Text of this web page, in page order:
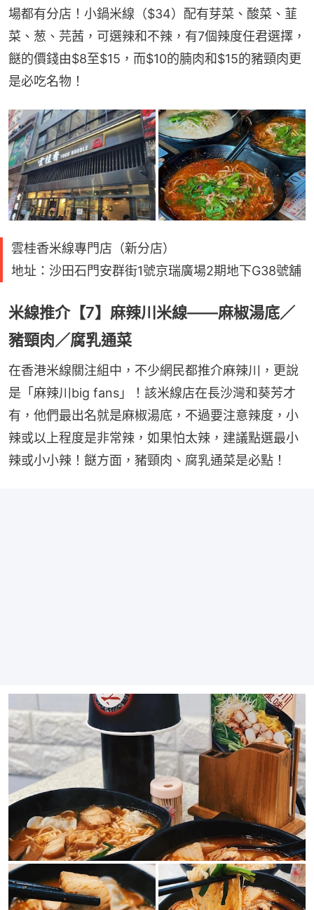
場都有分店！小鍋米線（$34）配有芽菜、酸菜、韮
菜、葱、芫茜，可選辣和不辣，有7個辣度任君選擇，
餸的價錢由$8至$15，而$10的腩肉和$15的豬頸肉更
是必吃名物！
雲桂香米線專門店（新分店）
地址：沙田石門安群街1號京瑞廣場2期地下G38號舖
米線推介【7】麻辣川米線——麻椒湯底／
豬頸肉／腐乳通菜
在香港米線關注組中，不少網民都推介麻辣川，更說
是「麻辣川big fans」！該米線店在長沙灣和葵芳才
有，他們最出名就是麻椒湯底，不過要注意辣度，小
辣或以上程度是非常辣，如果怕太辣，建議點選最小
辣或小小辣！餸方面，豬頸肉、腐乳通菜是必點！